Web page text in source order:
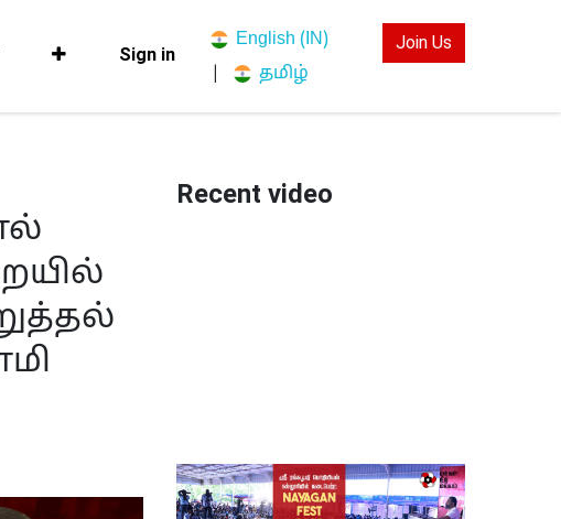
Sign in
English (IN)
தமிழ்
Join Us
Recent video